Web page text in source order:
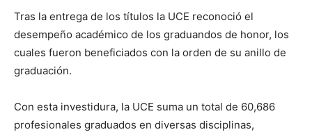
Tras la entrega de los títulos la UCE reconoció el
desempeño académico de los graduandos de honor, los
cuales fueron beneficiados con la orden de su anillo de
graduación.
Con esta investidura, la UCE suma un total de 60,686
profesionales graduados en diversas disciplinas,